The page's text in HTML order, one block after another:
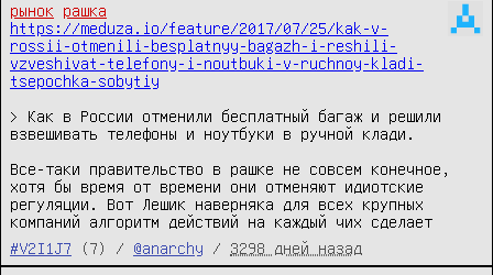
рынок
рашка
https://meduza.io/feature/2017/07/25/kak-v-
rossii-otmenili-besplatnyy-bagazh-i-reshili-
vzveshivat-telefony-i-noutbuki-v-ruchnoy-kladi-
tsepochka-sobytiy
> Как в России отменили бесплатный багаж и решили
взвешивать телефоны и ноутбуки в ручной клади.
Все-таки правительство в рашке не совсем конечное,
хотя бы время от времени они отменяют идиотские
регуляции. Вот Лешик наверняка для всех крупных
компаний алгоритм действий на каждый чих сделает
#V2I1J7
(7) / @anarchy / 3298 дней назад